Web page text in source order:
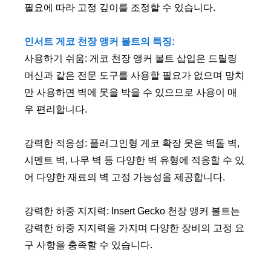
필요에 따라 고정 깊이를 조정할 수 있습니다.
인서트 게코 천장 앵커 볼트의 특징:
사용하기 쉬움: 게코 천장 앵커 볼트 삽입은 드릴링
머신과 같은 전문 도구를 사용할 필요가 없으며 망치
만 사용하면 벽에 못을 박을 수 있으므로 사용이 매
우 편리합니다.
강력한 적응성: 플러그인형 게코 확장 못은 벽돌 벽,
시멘트 벽, 나무 벽 등 다양한 벽 유형에 적응할 수 있
어 다양한 재료의 벽 고정 가능성을 제공합니다.
강력한 하중 지지력: Insert Gecko 천장 앵커 볼트는
강력한 하중 지지력을 가지며 다양한 장비의 고정 요
구 사항을 충족할 수 있습니다.